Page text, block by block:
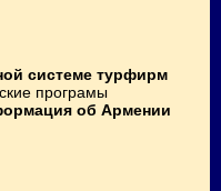
системе турфирм
програмы
об Армении